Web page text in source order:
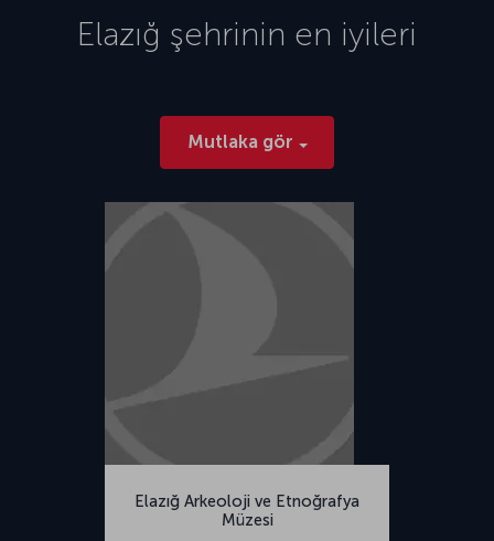
Elazığ şehrinin en iyileri
Mutlaka gör
Elazığ Arkeoloji ve Etnoğrafya
Müzesi